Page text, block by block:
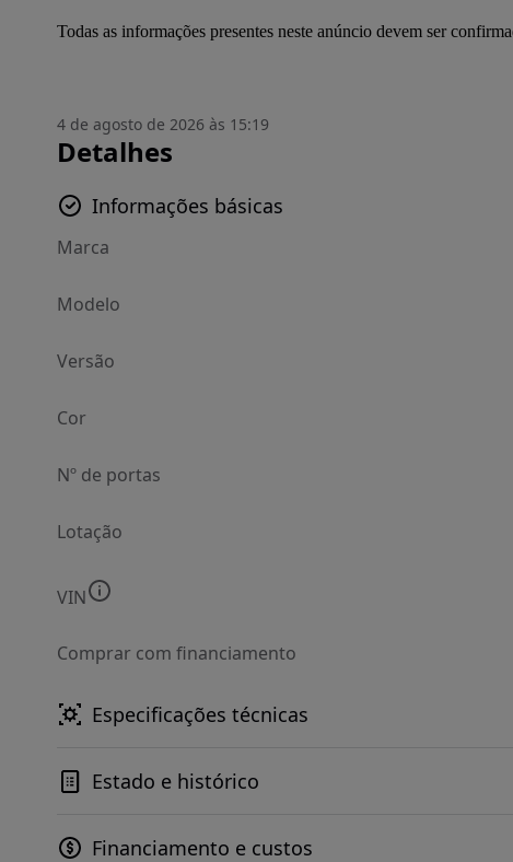
Todas as informações presentes neste anúncio devem ser
4 de agosto de 2026 às 15:19
Detalhes
Informações básicas
Marca
Modelo
Versão
Cor
Nº de portas
Lotação
VIN
Comprar com financiamento
Especificações técnicas
Estado e histórico
Financiamento e custos